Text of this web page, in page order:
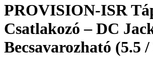
PROVISION-ISR
Csatlakozó – DC
Becsavarozható (5.5